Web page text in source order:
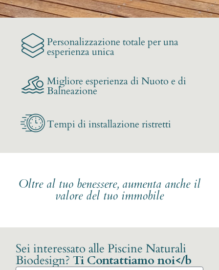
Personalizzazione totale per una
esperienza unica
Migliore esperienza di Nuoto e di
Balneazione
Tempi di installazione ristretti
Oltre al tuo benessere, aumenta anche il
valore del tuo immobile
Sei interessato alle Piscine Naturali
Biodesign? Ti Contattiamo noi</b